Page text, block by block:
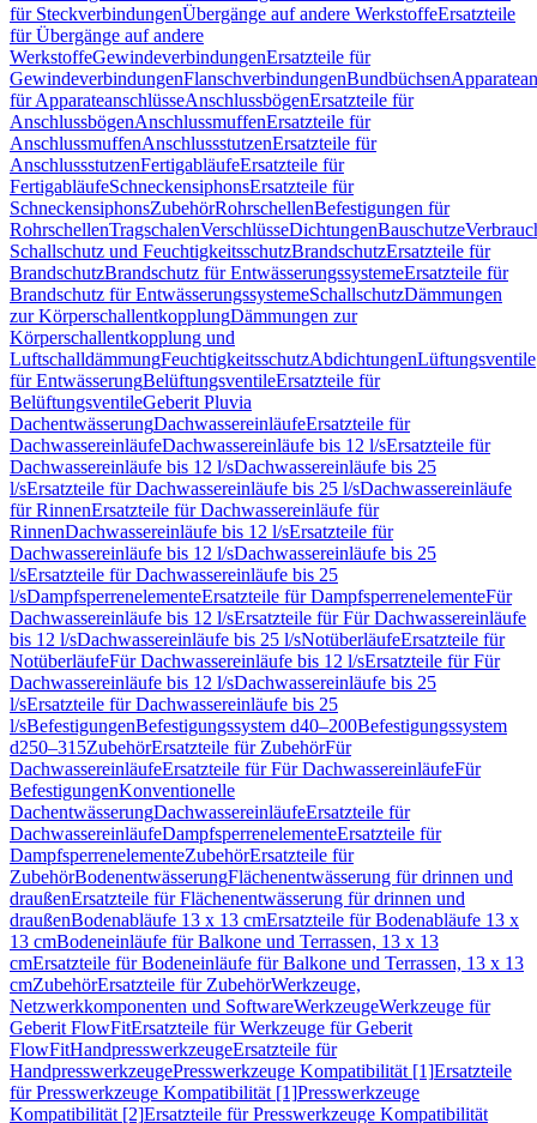
für SteckverbindungenÜbergänge auf andere WerkstoffeErsatzteile
für Übergänge auf andere
WerkstoffeGewindeverbindungenErsatzteile für
GewindeverbindungenFlanschverbindungenBundbüchsen
für ApparateanschlüsseAnschlussbögenErsatzteile für
AnschlussbögenAnschlussmuffenErsatzteile für
AnschlussmuffenAnschlussstutzenErsatzteile für
AnschlussstutzenFertigabläufeErsatzteile für
FertigabläufeSchneckensiphonsErsatzteile für
SchneckensiphonsZubehörRohrschellenBefestigungen für
RohrschellenTragschalenVerschlüsseDichtungenBauschutze
Schallschutz und FeuchtigkeitsschutzBrandschutzErsatzteile für
BrandschutzBrandschutz für EntwässerungssystemeErsatzteile für
Brandschutz für EntwässerungssystemeSchallschutzDämmungen
zur KörperschallentkopplungDämmungen zur
Körperschallentkopplung und
LuftschalldämmungFeuchtigkeitsschutzAbdichtungenLüftungsventile
für EntwässerungBelüftungsventileErsatzteile für
BelüftungsventileGeberit Pluvia
DachentwässerungDachwassereinläufeErsatzteile für
DachwassereinläufeDachwassereinläufe bis 12 l/sErsatzteile für
Dachwassereinläufe bis 12 l/sDachwassereinläufe bis 25
l/sErsatzteile für Dachwassereinläufe bis 25 l/sDachwassereinläufe
für RinnenErsatzteile für Dachwassereinläufe für
RinnenDachwassereinläufe bis 12 l/sErsatzteile für
Dachwassereinläufe bis 12 l/sDachwassereinläufe bis 25
l/sErsatzteile für Dachwassereinläufe bis 25
l/sDampfsperrenelementeErsatzteile für DampfsperrenelementeFür
Dachwassereinläufe bis 12 l/sErsatzteile für Für Dachwassereinläufe
bis 12 l/sDachwassereinläufe bis 25 l/sNotüberläufeErsatzteile für
NotüberläufeFür Dachwassereinläufe bis 12 l/sErsatzteile für Für
Dachwassereinläufe bis 12 l/sDachwassereinläufe bis 25
l/sErsatzteile für Dachwassereinläufe bis 25
l/sBefestigungenBefestigungssystem d40–200Befestigungssystem
d250–315ZubehörErsatzteile für ZubehörFür
DachwassereinläufeErsatzteile für Für DachwassereinläufeFür
BefestigungenKonventionelle
DachentwässerungDachwassereinläufeErsatzteile für
DachwassereinläufeDampfsperrenelementeErsatzteile für
DampfsperrenelementeZubehörErsatzteile für
ZubehörBodenentwässerungFlächenentwässerung für drinnen und
draußenErsatzteile für Flächenentwässerung für drinnen und
draußenBodenabläufe 13 x 13 cmErsatzteile für Bodenabläufe 13 x
13 cmBodeneinläufe für Balkone und Terrassen, 13 x 13
cmErsatzteile für Bodeneinläufe für Balkone und Terrassen, 13 x 13
cmZubehörErsatzteile für ZubehörWerkzeuge,
Netzwerkkomponenten und SoftwareWerkzeugeWerkzeuge für
Geberit FlowFitErsatzteile für Werkzeuge für Geberit
FlowFitHandpresswerkzeugeErsatzteile für
HandpresswerkzeugePresswerkzeuge Kompatibilität [1]Ersatzteile
für Presswerkzeuge Kompatibilität [1]Presswerkzeuge
Kompatibilität [2]Ersatzteile für Presswerkzeuge Kompatibilität